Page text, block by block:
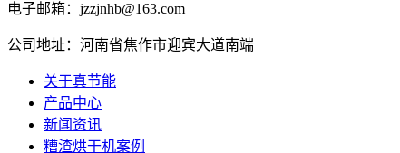
电子邮箱：jzzjnhb@163.com
公司地址：河南省焦作市迎宾大道南端
关于真节能
产品中心
新闻资讯
糟渣烘干机案例